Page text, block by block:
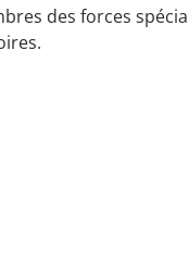
des forces